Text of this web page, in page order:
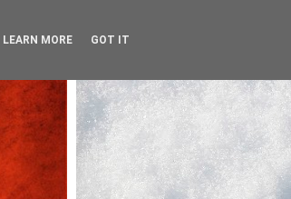
LEARN MORE GOT IT